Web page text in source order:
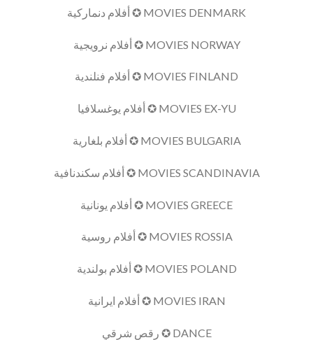
MOVIES DENMARK ✪ أفلام دنماركية
MOVIES NORWAY ✪ أفلام نرويجية
MOVIES FINLAND ✪ أفلام فنلندية
MOVIES EX-YU ✪ أفلام يوغسلافيا
MOVIES BULGARIA ✪ أفلام بلغارية
MOVIES SCANDINAVIA ✪ أفلام سكندنافية
MOVIES GREECE ✪ أفلام يونانية
MOVIES ROSSIA ✪ أفلام روسية
MOVIES POLAND ✪ أفلام بولندية
MOVIES IRAN ✪ أفلام ايرانية
DANCE ✪ رقص شرقي